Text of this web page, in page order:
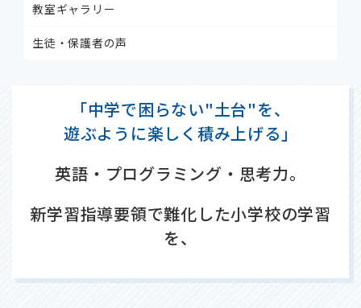
教室ギャラリー
生徒・保護者の声
「中学で困らない"土台"を、
遊ぶように楽しく積み上げる」
英語・プログラミング・思考力。
新学習指導要領で難化した小学校の学習
を、